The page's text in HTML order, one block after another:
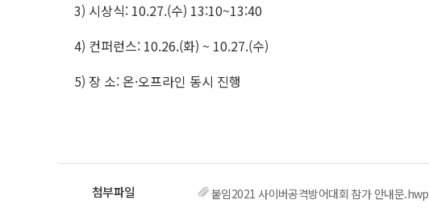
3) 시상식: 10.27.(수) 13:10~13:40
4) 컨퍼런스: 10.26.(화) ~ 10.27.(수)
5) 장 소: 온·오프라인 동시 진행
붙임2021 사이버공격방어대회 참가 안내문.hwp